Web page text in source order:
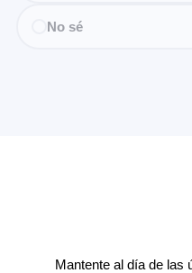
No sé
Mantente al día de las